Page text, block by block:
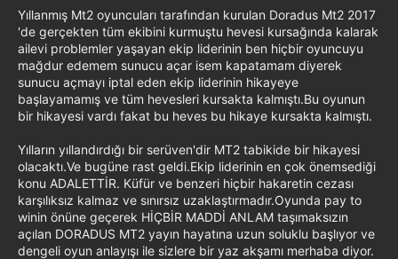
Yıllanmış Mt2 oyuncuları tarafından kurulan Doradus Mt2 2017
'de gerçekten tüm ekibini kurmuştu hevesi kursağında kalarak
ailevi problemler yaşayan ekip liderinin ben hiçbir oyuncuyu
mağdur edemem sunucu açar isem kapatamam diyerek
sunucu açmayı iptal eden ekip liderinin hikayeye
başlayamamış ve tüm hevesleri kursakta kalmıştı.Bu oyunun
bir hikayesi vardı fakat bu heves bu hikaye kursakta kalmıştı.
Yılların yıllandırdığı bir serüven'dir MT2 tabikide bir hikayesi
olacaktı.Ve bugüne rast geldi.Ekip liderinin en çok önemsediği
konu ADALETTİR. Küfür ve benzeri hiçbir hakaretin cezası
karşılıksız kalmaz ve sınırsız uzaklaştırmadır.Oyunda pay to
winin önüne geçerek HİÇBİR MADDİ ANLAM taşımaksızın
açılan DORADUS MT2 yayın hayatına uzun soluklu başlıyor ve
dengeli oyun anlayışı ile sizlere bir yaz akşamı merhaba diyor.